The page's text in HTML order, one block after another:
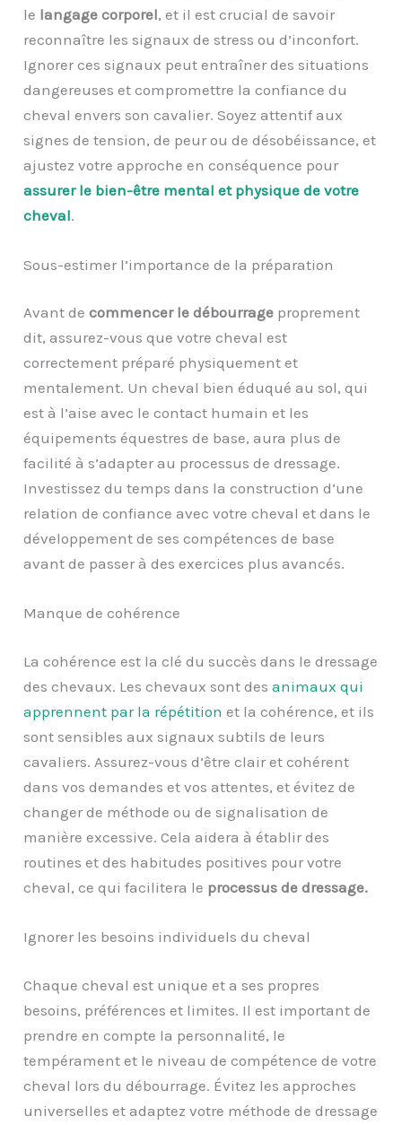
le langage corporel, et il est crucial de savoir
reconnaître les signaux de stress ou d’inconfort.
Ignorer ces signaux peut entraîner des situations
dangereuses et compromettre la confiance du
cheval envers son cavalier. Soyez attentif aux
signes de tension, de peur ou de désobéissance, et
ajustez votre approche en conséquence pour
assurer le bien-être mental et physique de votre
cheval.
Sous-estimer l’importance de la préparation
Avant decommencer le débourrage proprement
dit, assurez-vous que votre cheval est
correctement préparé physiquement et
mentalement. Un cheval bien éduqué au sol, qui
est à l’aise avec le contact humain et les
équipements équestres de base, aura plus de
facilité à s’adapter au processus de dressage.
Investissez du temps dans la construction d’une
relation de confiance avec votre cheval et dans le
développement de ses compétences de base
avant de passer à des exercices plus avancés.
Manque de cohérence
La cohérence est la clé du succès dans le dressage
des chevaux. Les chevaux sont desanimaux qui
apprennent par la répétition et la cohérence, et ils
sont sensibles aux signaux subtils de leurs
cavaliers. Assurez-vous d’être clair et cohérent
dans vos demandes et vos attentes, et évitez de
changer de méthode ou de signalisation de
manière excessive. Cela aidera à établir des
routines et des habitudes positives pour votre
cheval, ce qui facilitera le processus de dressage.
Ignorer les besoins individuels du cheval
Chaque cheval est unique et a ses propres
besoins, préférences et limites. Il est important de
prendre en compte la personnalité, le
tempérament et le niveau de compétence de votre
cheval lors du débourrage. Évitez les approches
universelles et adaptez votre méthode de dressage